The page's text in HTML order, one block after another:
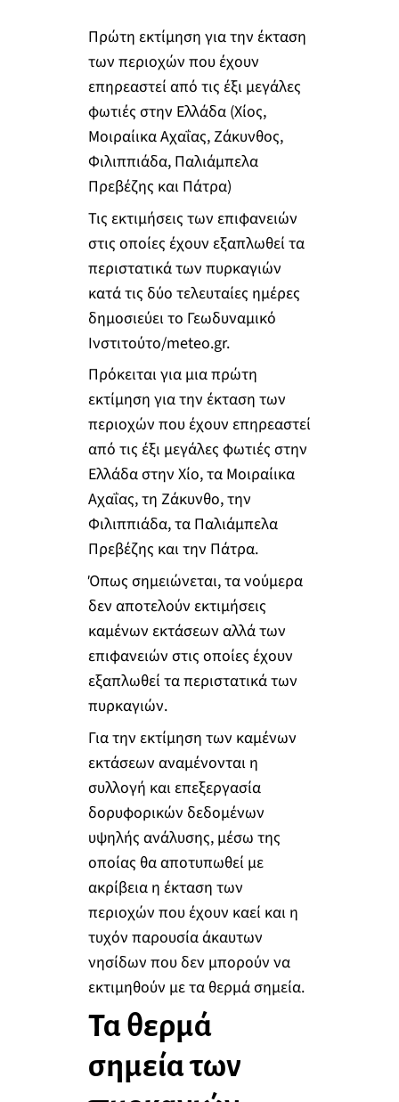
Πρώτη εκτίμηση για την έκταση
των περιοχών που έχουν
επηρεαστεί από τις έξι μεγάλες
φωτιές στην Ελλάδα (Χίος,
Μοιραίικα Αχαΐας, Ζάκυνθος,
Φιλιππιάδα, Παλιάμπελα
Πρεβέζης και Πάτρα)
Τις εκτιμήσεις των επιφανειών
στις οποίες έχουν εξαπλωθεί τα
περιστατικά των πυρκαγιών
κατά τις δύο τελευταίες ημέρες
δημοσιεύει το Γεωδυναμικό
Ινστιτούτο/meteo.gr.
Πρόκειται για μια πρώτη
εκτίμηση για την έκταση των
περιοχών που έχουν επηρεαστεί
από τις έξι μεγάλες φωτιές στην
Ελλάδα στην Χίο, τα Μοιραίικα
Αχαΐας, τη Ζάκυνθο, την
Φιλιππιάδα, τα Παλιάμπελα
Πρεβέζης και την Πάτρα.
Όπως σημειώνεται, τα νούμερα
δεν αποτελούν εκτιμήσεις
καμένων εκτάσεων αλλά των
επιφανειών στις οποίες έχουν
εξαπλωθεί τα περιστατικά των
πυρκαγιών.
Για την εκτίμηση των καμένων
εκτάσεων αναμένονται η
συλλογή και επεξεργασία
δορυφορικών δεδομένων
υψηλής ανάλυσης, μέσω της
οποίας θα αποτυπωθεί με
ακρίβεια η έκταση των
περιοχών που έχουν καεί και η
τυχόν παρουσία άκαυτων
νησίδων που δεν μπορούν να
εκτιμηθούν με τα θερμά σημεία.
Τα θερμά
σημεία των